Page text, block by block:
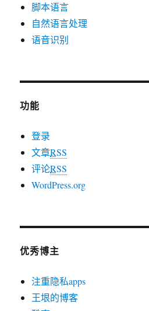
脚本语言
自然语言处理
语音识别
功能
登录
文章RSS
评论RSS
WordPress.org
优秀博主
注重隐私apps
王垠的博客